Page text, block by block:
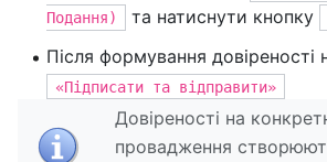
Подання)
та натиснути кнопку
Після формування довіреності
«Підписати та відправити»
Довіреності на
провадження